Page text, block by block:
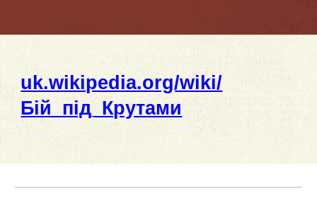
uk.wikipedia.org/wiki/
Бій_під_Крутами